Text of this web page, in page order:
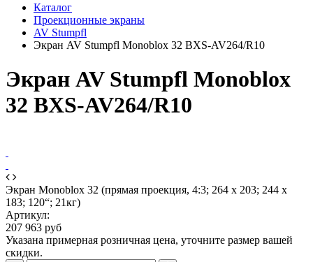
Каталог
Проекционные экраны
AV Stumpfl
Экран AV Stumpfl Monoblox 32 BXS-AV264/R10
Экран AV Stumpfl Monoblox
32 BXS-AV264/R10
Экран Monoblox 32 (прямая проекция, 4:3; 264 x 203; 244 x
183; 120“; 21кг)
Артикул:
207 963 руб
Указана примерная розничная цена, уточните размер вашей
скидки.